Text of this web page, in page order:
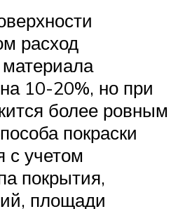
расход
материала
10-20%, но при
более ровным
покраски
с учетом
покрытия,
площади